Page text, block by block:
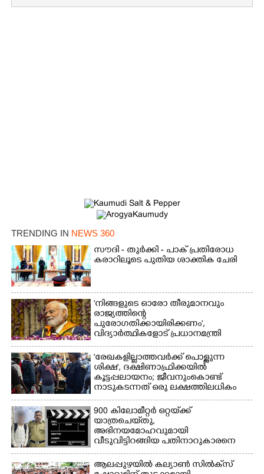
TRENDING IN NEWS 360
സൗദി - തുർക്കി - പാക് പ്രതിരോധ
കരാറിലൂടെ പുതിയ ശാക്തിക ചേരി
'നിങ്ങളുടെ ഓരോ തീരുമാനവും
രാജ്യത്തിന്റെ
പുരോഗതിക്കായിരിക്കണം',​
വിദ്യാർത്ഥികളോട് പ്രധാനമന്ത്രി
'രേഖകളില്ലാത്തവർക്ക് പൊള്ളുന്ന
ശിക്ഷ', ദക്ഷിണാഫ്രിക്കയിൽ
കൂട്ടപ്പലായനം; ജീവനുംകൊണ്ട്
നാടുകടന്നത് ഒരു ലക്ഷത്തിലധികം
പേർ
900 കിലോമീറ്റർ ഒറ്റയ്‌ക്ക്
യാത്രചെ‌യ്‌തു,​
അഭിനയമോഹവുമായി
വീടുവിട്ടിറങ്ങിയ പതിനാറുകാരനെ
കണ്ടെത്തിയത് ഫിലിം സിറ്റിയിൽ
ആലപ്പുഴയിൽ കല്യാൺ സിൽക്‌സ്